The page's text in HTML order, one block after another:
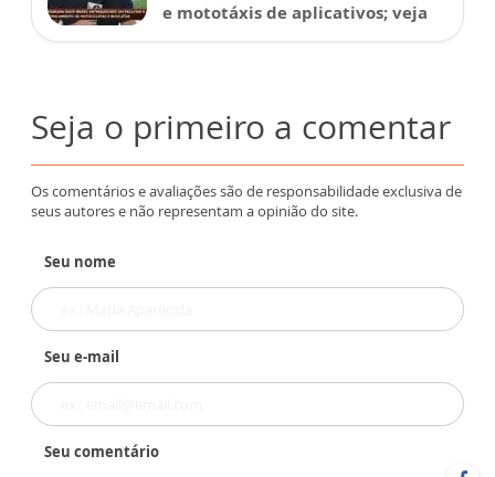
e mototáxis de aplicativos; veja
Seja o primeiro a comentar
Os comentários e avaliações são de responsabilidade exclusiva de
seus autores e não representam a opinião do site.
Seu nome
Seu e-mail
Seu comentário